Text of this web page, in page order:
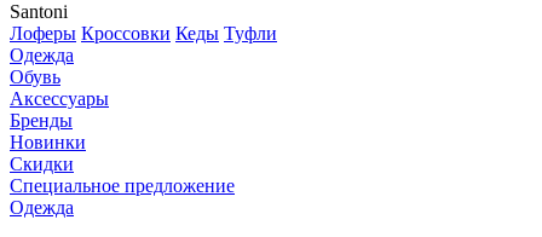
Santoni
Лоферы Кроссовки Кеды Туфли
Одежда
Обувь
Аксессуары
Бренды
Новинки
Скидки
Специальное предложение
Одежда